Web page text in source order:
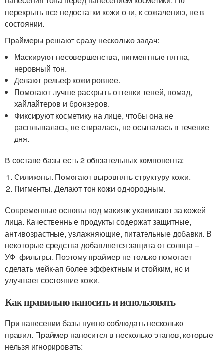
перекрыть все недостатки кожи они, к сожалению, не в
состоянии.
Праймеры решают сразу несколько задач:
Маскируют несовершенства, пигментные пятна,
неровный тон.
Делают рельеф кожи ровнее.
Помогают лучше раскрыть оттенки теней, помад,
хайлайтеров и бронзеров.
Фиксируют косметику на лице, чтобы она не
расплывалась, не стиралась, не осыпалась в течение
дня.
В составе базы есть 2 обязательных компонента:
Силиконы. Помогают выровнять структуру кожи.
Пигменты. Делают тон кожи однородным.
Современные основы под макияж ухаживают за кожей
лица. Качественные продукты содержат защитные,
антивозрастные, увлажняющие, питательные добавки. В
некоторые средства добавляется защита от солнца –
УФ–фильтры. Поэтому праймер не только помогает
сделать мейк-ап более эффектным и стойким, но и
улучшает состояние кожи.
Как правильно наносить и использовать
При нанесении базы нужно соблюдать несколько
правил. Праймер наносится в несколько этапов, которые
нельзя игнорировать: